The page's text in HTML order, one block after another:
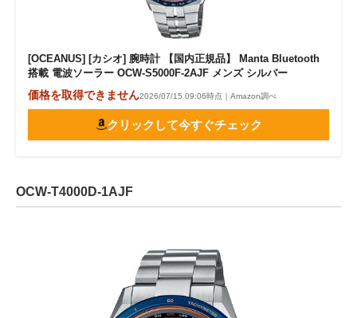
[OCEANUS] [カシオ] 腕時計 【国内正規品】 Manta Bluetooth
搭載 電波ソーラー OCW-S5000F-2AJF メンズ シルバー
価格を取得できません2026/07/15 09:06時点｜Amazon調べ
クリックして今すぐチェック
OCW-T4000D-1AJF